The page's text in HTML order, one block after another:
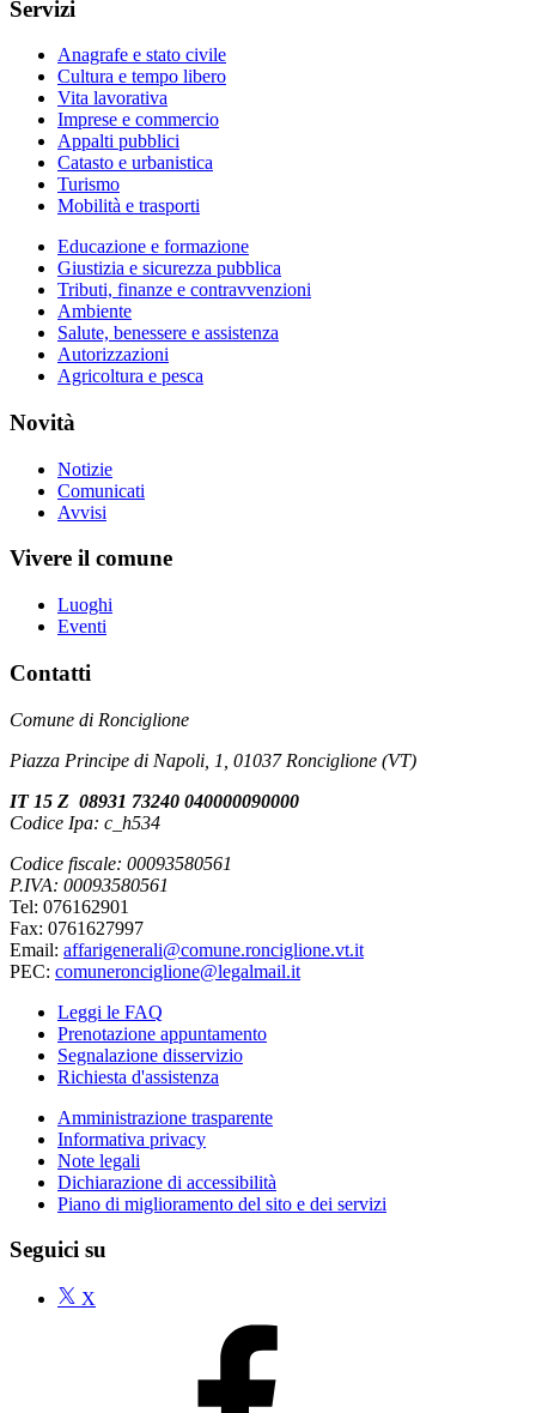
Servizi
Anagrafe e stato civile
Cultura e tempo libero
Vita lavorativa
Imprese e commercio
Appalti pubblici
Catasto e urbanistica
Turismo
Mobilità e trasporti
Educazione e formazione
Giustizia e sicurezza pubblica
Tributi, finanze e contravvenzioni
Ambiente
Salute, benessere e assistenza
Autorizzazioni
Agricoltura e pesca
Novità
Notizie
Comunicati
Avvisi
Vivere il comune
Luoghi
Eventi
Contatti
Comune di Ronciglione
Piazza Principe di Napoli, 1, 01037 Ronciglione (VT)
IT 15 Z 08931 73240 040000090000
Codice Ipa: c_h534
Codice fiscale: 00093580561
P.IVA: 00093580561
Tel: 076162901
Fax: 0761627997
Email: affarigenerali@comune.ronciglione.vt.it
PEC: comuneronciglione@legalmail.it
Leggi le FAQ
Prenotazione appuntamento
Segnalazione disservizio
Richiesta d'assistenza
Amministrazione trasparente
Informativa privacy
Note legali
Dichiarazione di accessibilità
Piano di miglioramento del sito e dei servizi
Seguici su
X